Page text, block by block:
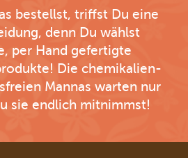
bestellst, triffst Du eine
denn Du wählst
per Hand gefertigte
Die chemikalien-
Mannas warten nur
sie endlich mitnimmst!